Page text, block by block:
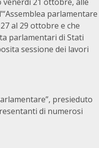
parlamentare
al 29 ottobre e che
parlamentari di Stati
sessione dei lavori
presieduto
di numerosi